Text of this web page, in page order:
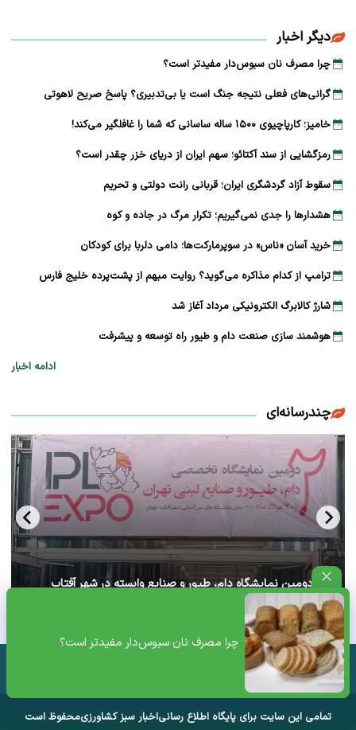
چرا مصرف نان سبوس‌دار مفیدتر است؟
دیگر اخبار
چرا مصرف نان سبوس‌دار مفیدتر است؟
گرانی‌های فعلی نتیجه جنگ است یا بی‌تدبیری؟ پاسخ صریح لاهوتی
خامیز؛ کارپاچیوی ۱۵۰۰ ساله ساسانی که شما را غافلگیر می‌کند!
رمزگشایی از سند آکتائو؛ سهم ایران از دریای خزر چقدر است؟
سقوط آزاد گردشگری ایران؛ قربانی رانت دولتی و تحریم
هشدارها را جدی نمی‌گیریم؛ تکرار مرگ در جاده و کوه
خرید آسان «ناس» در سوپرمارکت‌ها؛ دامی دلربا برای کودکان
ترامپ از کدام مذاکره می‌گوید؟ روایت مبهم از پشت‌پرده خلیج فارس
شارژ کالابرگ الکترونیکی مرداد آغاز شد
هوشمند سازی صنعت دام و طیور راه توسعه و پیشرفت
ادامه اخبار
چندرسانه‌ای
آغاز دومین نمایشگاه دام، طیور و صنایع وابسته در شهر آفتاب
تهران+ ویدئو
تمامی این سایت برای پایگاه اطلاع رسانیاخبار سبز کشاورزیمحفوظ است